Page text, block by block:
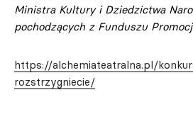
Ministra Kultury i Dziedzictwa
pochodzących z Funduszu
https://alchemiateatralna.pl/
rozstrzygniecie/